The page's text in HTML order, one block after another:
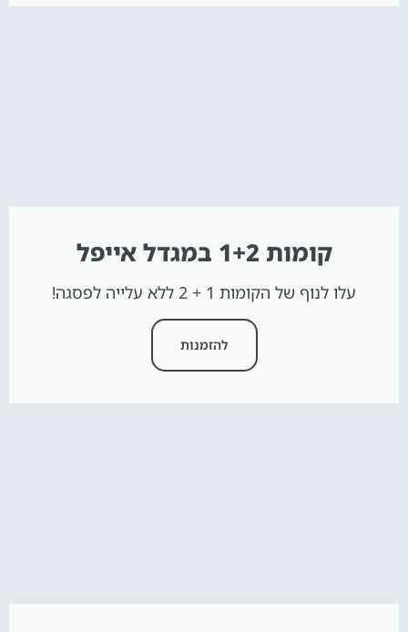
קומות 1+2 במגדל אייפל
עלו לנוף של הקומות 1 + 2 ללא עלייה לפסגה!
להזמנות